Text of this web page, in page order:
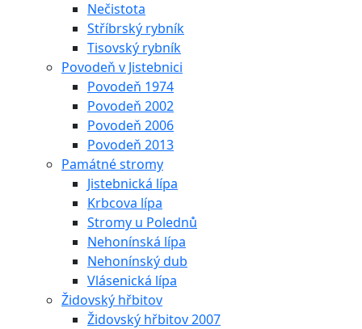
Nečistota
Stříbrský rybník
Tisovský rybník
Povodeň v Jistebnici
Povodeň 1974
Povodeň 2002
Povodeň 2006
Povodeň 2013
Památné stromy
Jistebnická lípa
Krbcova lípa
Stromy u Polednů
Nehonínská lípa
Nehonínský dub
Vlásenická lípa
Židovský hřbitov
Židovský hřbitov 2007